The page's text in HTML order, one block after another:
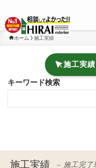
ホーム 施工実績
施工実
キーワード検索
施工実績 – 施工完了